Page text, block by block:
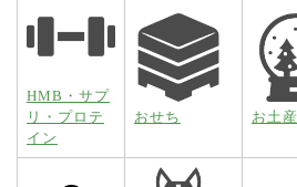
HMB・サプ
リ・プロテ
イン
おせち お土産